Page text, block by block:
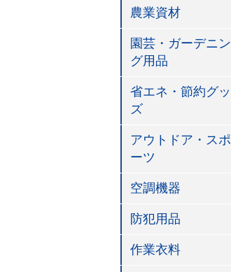
農業資材
園芸・ガーデニン
グ用品
省エネ・節約グッ
ズ
アウトドア・スポ
ーツ
空調機器
防犯用品
作業衣料